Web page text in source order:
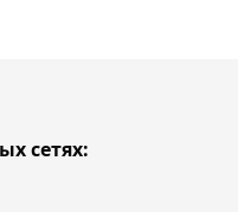
сетях: